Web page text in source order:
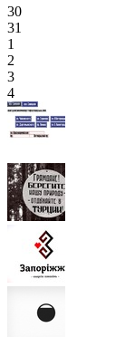
30
31
1
2
3
4